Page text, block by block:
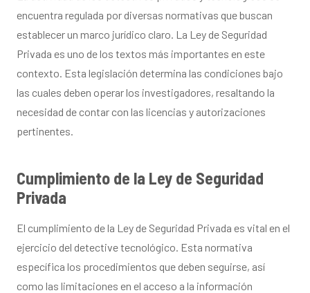
encuentra regulada por diversas normativas que buscan
establecer un marco jurídico claro. La Ley de Seguridad
Privada es uno de los textos más importantes en este
contexto. Esta legislación determina las condiciones bajo
las cuales deben operar los investigadores, resaltando la
necesidad de contar con las licencias y autorizaciones
pertinentes.
Cumplimiento de la Ley de Seguridad
Privada
El cumplimiento de la Ley de Seguridad Privada es vital en el
ejercicio del detective tecnológico. Esta normativa
específica los procedimientos que deben seguirse, así
como las limitaciones en el acceso a la información